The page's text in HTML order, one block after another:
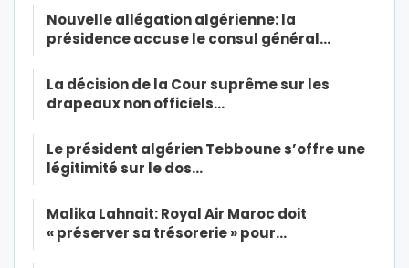
Nouvelle allégation algérienne: la
présidence accuse le consul général…
La décision de la Cour suprême sur les
drapeaux non officiels…
Le président algérien Tebboune s’offre une
légitimité sur le dos…
Malika Lahnait: Royal Air Maroc doit
« préserver sa trésorerie » pour…